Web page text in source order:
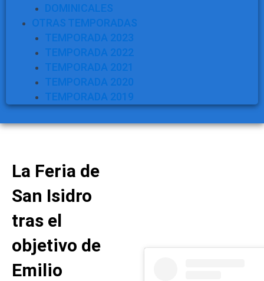
DOMINICALES
OTRAS TEMPORADAS
TEMPORADA 2023
TEMPORADA 2022
TEMPORADA 2021
TEMPORADA 2020
TEMPORADA 2019
La Feria de
San Isidro
tras el
objetivo de
Emilio